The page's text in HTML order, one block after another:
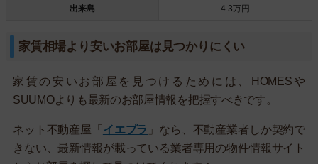
出来島 4.3万円
家賃相場より安いお部屋は見つかりにくい
家賃の安いお部屋を見つけるためには、HOMESや
SUUMOよりも最新のお部屋情報を把握すべきです。
ネット不動産屋「 イエプラ 」なら、不動産業者しか契約で
きない、最新情報が載っている業者専用の物件情報サイト